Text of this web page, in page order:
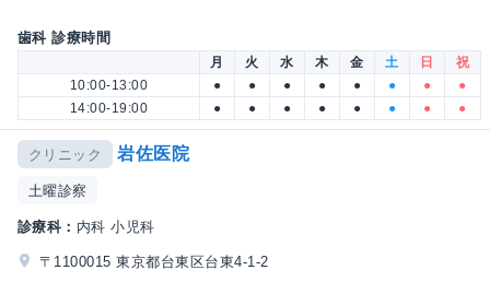
歯科 診療時間
月 火 水 木 金 土 日
祝
10:00-13:00
● ● ● ● ● ● ●
●
14:00-19:00
● ● ● ● ● ● ● ●
クリニック 岩佐医院
土曜診察
診療科： 内科 小児科
〒1100015 東京都台東区台東4-1-2